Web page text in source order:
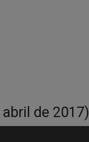
de 2017)